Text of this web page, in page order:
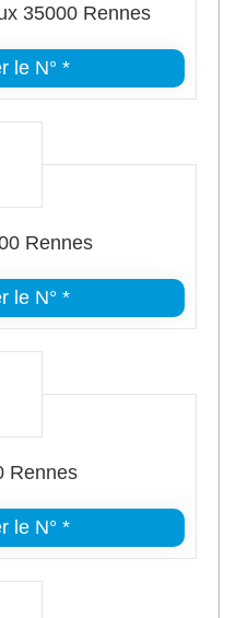
35000 Rennes
le N° *
Rennes
le N° *
Rennes
le N° *